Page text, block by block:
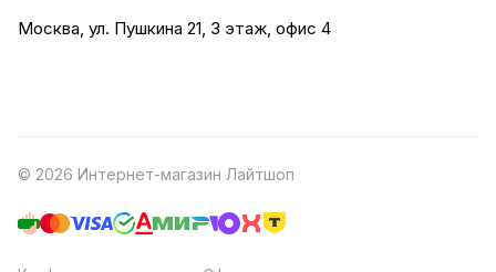
Москва, ул. Пушкина 21, 3 этаж, офис 4
© 2026 Интернет-магазин Лайтшоп